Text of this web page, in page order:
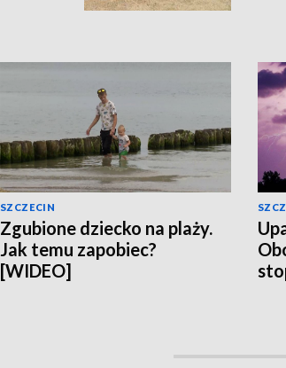
SZCZECIN
Zgubione dziecko na plaży.
Jak temu zapobiec?
[WIDEO]